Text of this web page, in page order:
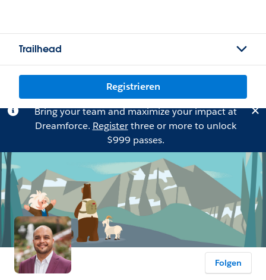
Trailhead
Registrieren
Bring your team and maximize your impact at
Dreamforce. Registerthree or more to unlock
$999 passes.
Folgen